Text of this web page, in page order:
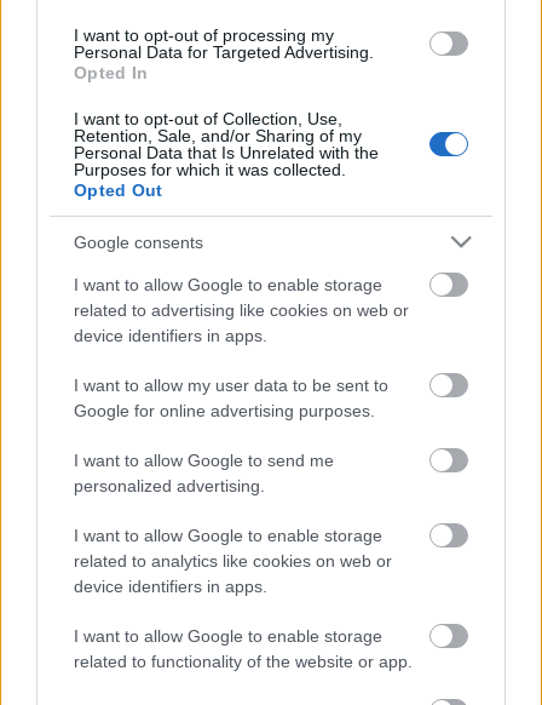
I want to opt-out of processing my
Personal Data for Targeted Advertising.
Opted In
I want to opt-out of Collection, Use,
Retention, Sale, and/or Sharing of my
Personal Data that Is Unrelated with the
Purposes for which it was collected.
Opted Out
Google consents
I want to allow Google to enable storage
related to advertising like cookies on web or
device identifiers in apps.
I want to allow my user data to be sent to
Google for online advertising purposes.
I want to allow Google to send me
personalized advertising.
I want to allow Google to enable storage
related to analytics like cookies on web or
device identifiers in apps.
I want to allow Google to enable storage
related to functionality of the website or app.
után, 1944. szeptember 23-án…
25 éve hunyt el Pálhidy Mihály
Idén emlékezünk meg Hatvan XX. századi
történetének egyik legjelentősebb személyiségének,
évfordulójáról, amelynek kapcsán a nevét viselő
egyesület kisebb ünnepséget tart szeptember 18-án,